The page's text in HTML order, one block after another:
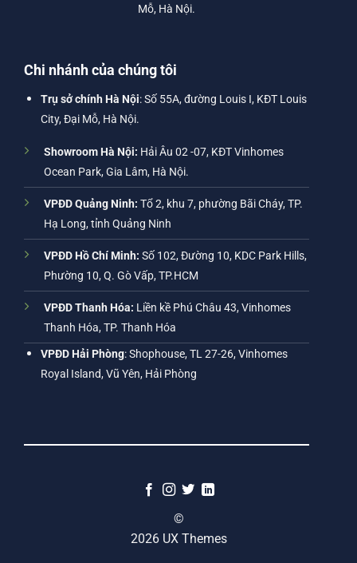
Mỗ, Hà Nội.
Chi nhánh của chúng tôi
Trụ sở chính Hà Nội: Số 55A, đường Louis I, KĐT Louis
City, Đại Mỗ, Hà Nội.
Showroom Hà Nội: Hải Âu 02 -07, KĐT Vinhomes
Ocean Park, Gia Lâm, Hà Nội.
VPĐD Quảng Ninh: Tổ 2, khu 7, phường Bãi Cháy, TP.
Hạ Long, tỉnh Quảng Ninh
VPĐD Hồ Chí Minh: Số 102, Đường 10, KDC Park Hills,
Phường 10, Q. Gò Vấp, TP.HCM
VPĐD Thanh Hóa: Liền kề Phú Châu 43, Vinhomes
Thanh Hóa, TP. Thanh Hóa
VPĐD Hải Phòng: Shophouse, TL 27-26, Vinhomes
Royal Island, Vũ Yên, Hải Phòng
©
2026 UX Themes